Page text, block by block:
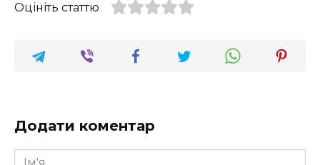
Оцініть статтю
Додати коментар
Ім'я